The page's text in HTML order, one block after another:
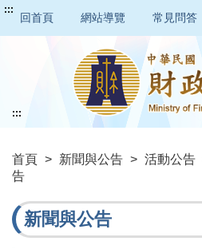
:::
回首頁 網站導覽 常見問答
首頁 > 新聞與公告 > 活動公告
告
:::
新聞與公告